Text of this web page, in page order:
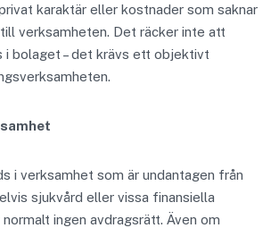
karaktär eller kostnader som saknar
verksamheten. Det räcker inte att
i bolaget – det krävs ett objektivt
i verksamhet som är undantagen från
sjukvård eller vissa finansiella
ingen avdragsrätt. Även om